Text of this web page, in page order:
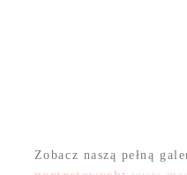
Zobacz naszą pełną